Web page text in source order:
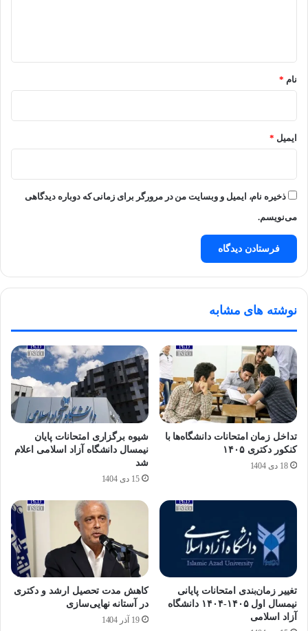
نام *
ایمیل *
ذخیره نام، ایمیل و وبسایت من در مرورگر برای زمانی که دوباره دیدگاهی
می‌نویسم.
نوشته های مشابه
تداخل زمان امتحانات دانشگاه‌ها با
کنکور دکتری ۱۴۰۵
18 دی 1404
شیوه برگزاری امتحانات پایان
نیمسال دانشگاه آزاد اسلامی اعلام
شد
15 دی 1404
تغییر زمان‌بندی امتحانات پایانی
نیمسال اول ۱۴۰۵-۱۴۰۴ دانشگاه
آزاد اسلامی
کاهش مدت تحصیل ارشد و دکتری
در آستانه نهایی‌سازی
19 آذر 1404